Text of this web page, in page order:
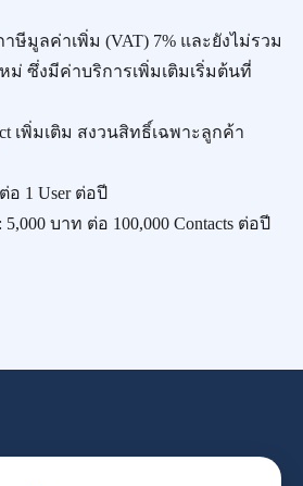
ษีมูลค่าเพิ่ม (VAT) 7% และยังไม่รวม
ม่ ซึ่งมีค่าบริการเพิ่มเติมเริ่มต้นที่
เพิ่มเติม สงวนสิทธิ์เฉพาะลูกค้า
ต่อ 1 User ต่อปี
5,000 บาท ต่อ 100,000 Contacts ต่อปี